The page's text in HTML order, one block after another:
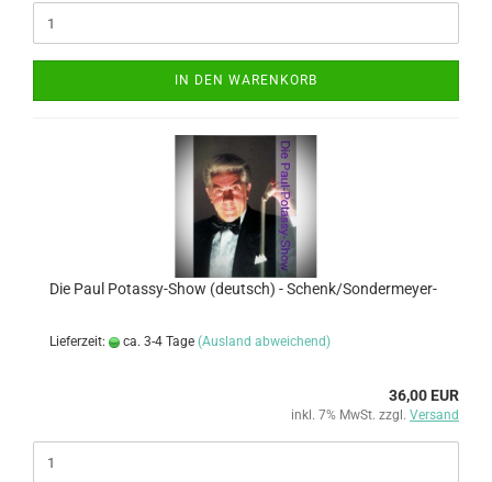
IN DEN WARENKORB
Die Paul Potassy-Show (deutsch) - Schenk/Sondermeyer-
Lieferzeit: ca. 3-4 Tage (Ausland abweichend)
36,00 EUR
inkl. 7% MwSt. zzgl. Versand